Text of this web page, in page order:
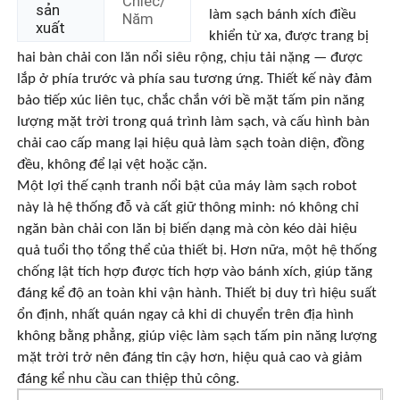
Về chúng tôi
Tham quan nhà máy
Kiểm soát chất lượng
Liên hệ chúng tôi
Tin tức
Tất cả các trường hợp
Yêu cầu báo giá
sản
xuất
Năm
làm sạch bánh xích điều
khiển từ xa, được trang bị
hai bàn chải con lăn nổi siêu rộng, chịu tải nặng — được
lắp ở phía trước và phía sau tương ứng. Thiết kế này đảm
bảo tiếp xúc liên tục, chắc chắn với bề mặt tấm pin năng
lượng mặt trời trong quá trình làm sạch, và cấu hình bàn
chải cao cấp mang lại hiệu quả làm sạch toàn diện, đồng
đều, không để lại vệt hoặc cặn.
Một lợi thế cạnh tranh nổi bật của máy làm sạch robot
này là hệ thống đỗ và cất giữ thông minh: nó không chỉ
ngăn bàn chải con lăn bị biến dạng mà còn kéo dài hiệu
quả tuổi thọ tổng thể của thiết bị. Hơn nữa, một hệ thống
chống lật tích hợp được tích hợp vào bánh xích, giúp tăng
đáng kể độ an toàn khi vận hành. Thiết bị duy trì hiệu suất
ổn định, nhất quán ngay cả khi di chuyển trên địa hình
không bằng phẳng, giúp việc làm sạch tấm pin năng lượng
mặt trời trở nên đáng tin cậy hơn, hiệu quả cao và giảm
đáng kể nhu cầu can thiệp thủ công.